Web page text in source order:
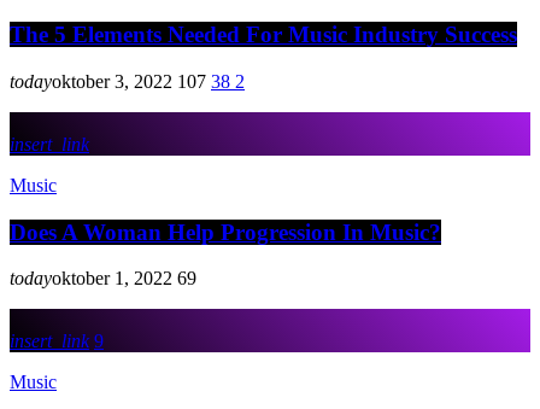
The 5 Elements Needed For Music Industry Success
todayoktober 3, 2022 107 38 2
insert_link
Music
Does A Woman Help Progression In Music?
todayoktober 1, 2022 69
insert_link 9
Music